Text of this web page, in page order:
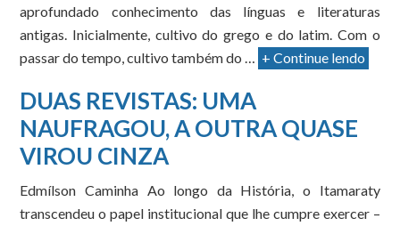
aprofundado conhecimento das línguas e literaturas
antigas. Inicialmente, cultivo do grego e do latim. Com o
passar do tempo, cultivo também do … + Continue lendo
DUAS REVISTAS: UMA
NAUFRAGOU, A OUTRA QUASE
VIROU CINZA
Edmílson Caminha Ao longo da História, o Itamaraty
transcendeu o papel institucional que lhe cumpre exercer –